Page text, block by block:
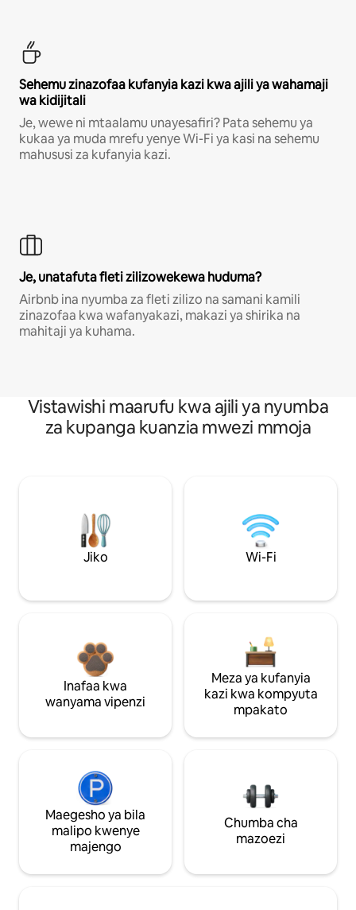
Sehemu zinazofaa kufanyia kazi kwa ajili ya wahamaji
wa kidijitali
Je, wewe ni mtaalamu unayesafiri? Pata sehemu ya
kukaa ya muda mrefu yenye Wi-Fi ya kasi na sehemu
mahususi za kufanyia kazi.
Je, unatafuta fleti zilizowekewa huduma?
Airbnb ina nyumba za fleti zilizo na samani kamili
zinazofaa kwa wafanyakazi, makazi ya shirika na
mahitaji ya kuhama.
Vistawishi maarufu kwa ajili ya nyumba
za kupanga kuanzia mwezi mmoja
Jiko Wi-Fi
Inafaa kwa
wanyama vipenzi
Meza ya kufanyia
kazi kwa kompyuta
mpakato
Maegesho ya bila
malipo kwenye
majengo
Chumba cha
mazoezi